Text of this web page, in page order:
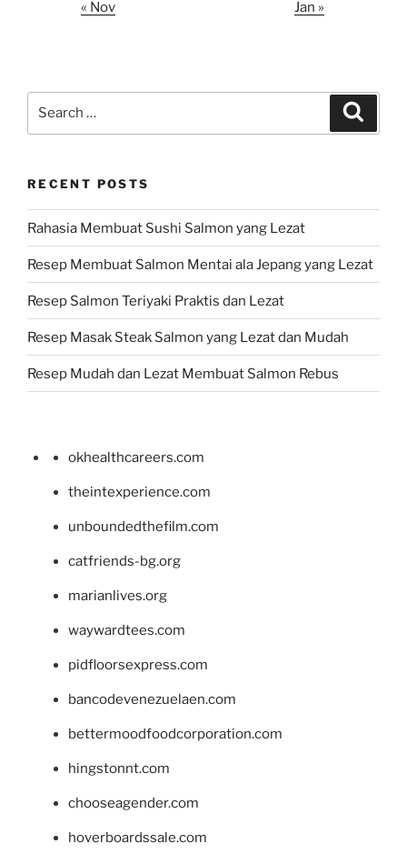
« Nov Jan »
RECENT POSTS
Rahasia Membuat Sushi Salmon yang Lezat
Resep Membuat Salmon Mentai ala Jepang yang Lezat
Resep Salmon Teriyaki Praktis dan Lezat
Resep Masak Steak Salmon yang Lezat dan Mudah
Resep Mudah dan Lezat Membuat Salmon Rebus
okhealthcareers.com
theintexperience.com
unboundedthefilm.com
catfriends-bg.org
marianlives.org
waywardtees.com
pidfloorsexpress.com
bancodevenezuelaen.com
bettermoodfoodcorporation.com
hingstonnt.com
chooseagender.com
hoverboardssale.com